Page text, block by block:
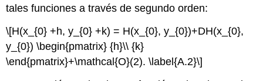
tales funciones a través de segundo orden:
\[H(x_{0} +h, y_{0} +k) = H(x_{0}, y_{0})+DH(x_{0},
y_{0}) \begin{pmatrix} {h}\\ {k}
\end{pmatrix}+\mathcal{O}(2). \label{A.2}\]